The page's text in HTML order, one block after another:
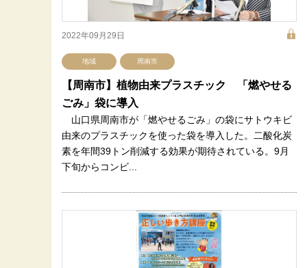
2022年09月29日
地域 周南市
【周南市】植物由来プラスチック 「燃やせる
ごみ」袋に導入
山口県周南市が「燃やせるごみ」の袋にサトウキビ
由来のプラスチックを使った袋を導入した。二酸化炭
素を年間39トン削減する効果が期待されている。9月
下旬からコンビ...